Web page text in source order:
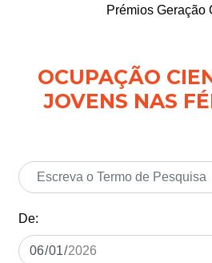
Prémios Geração
OCUPAÇÃO
JOVENS NAS
De: